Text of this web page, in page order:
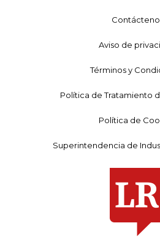
Aviso de
Términos y
Política de Tratamiento
Política de
Superintendencia de